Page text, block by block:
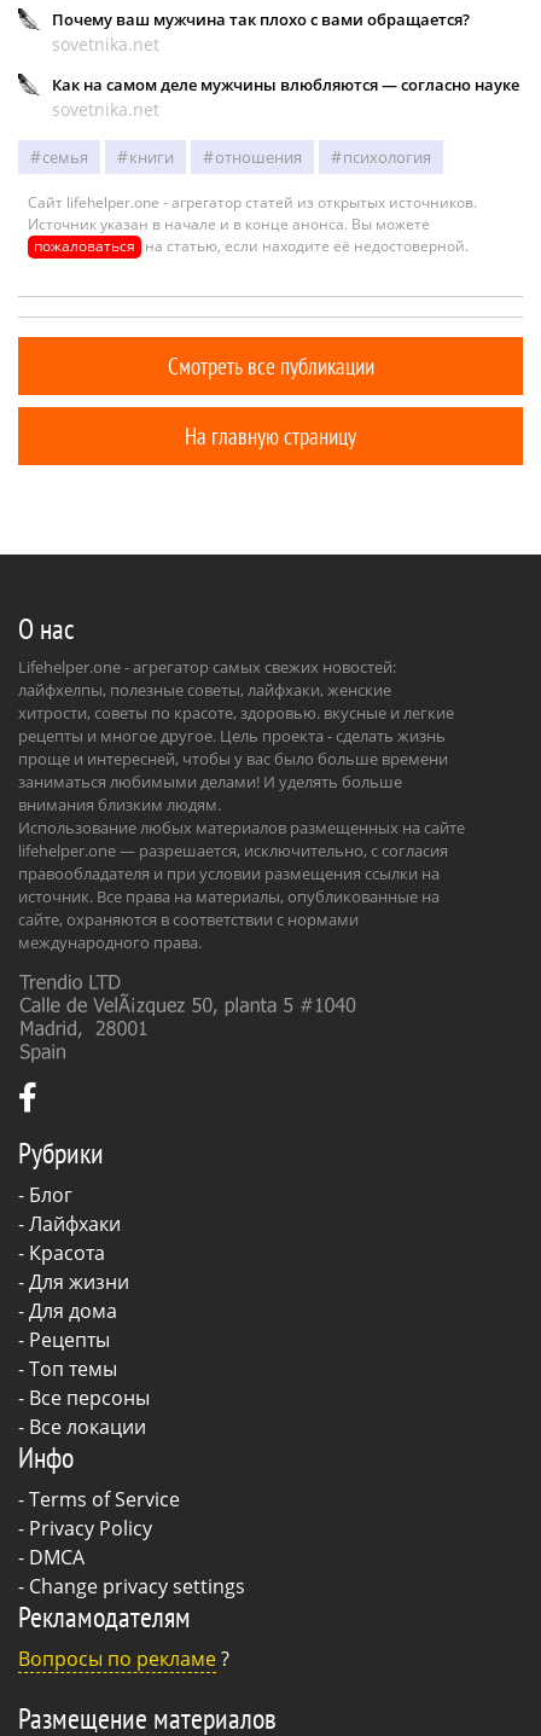
Почему ваш мужчина так плохо с вами обращается?
sovetnika.net
Как на самом деле мужчины влюбляются — согласно науке
sovetnika.net
семья книги отношения психология
Сайт lifehelper.one - агрегатор статей из открытых источников.
Источник указан в начале и в конце анонса. Вы можете
пожаловаться на статью, если находите её недостоверной.
Смотреть все публикации
На главную страницу
О нас
Lifehelper.one - агрегатор самых свежих новостей:
лайфхелпы, полезные советы, лайфхаки, женские
хитрости, советы по красоте, здоровью. вкусные и легкие
рецепты и многое другое. Цель проекта - сделать жизнь
проще и интересней, чтобы у вас было больше времени
заниматься любимыми делами! И уделять больше
внимания близким людям.
Использование любых материалов размещенных на сайте
lifehelper.one — разрешается, исключительно, с согласия
правообладателя и при условии размещения ссылки на
источник. Все права на материалы, опубликованные на
сайте, охраняются в соответствии с нормами
международного права.
Рубрики
- Блог
-Лайфхаки
- Красота
-Для жизни
-Для дома
- Рецепты
- Топ темы
- Все персоны
- Все локации
Инфо
-Terms of Service
- Privacy Policy
- DMCA
- Change privacy settings
Рекламодателям
Вопросы по рекламе?
Размещение материалов